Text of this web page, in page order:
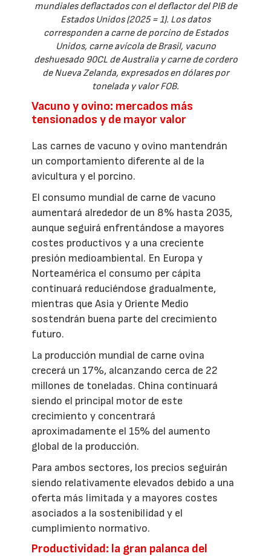
mundiales deflactados con el deflactor del PIB de
Estados Unidos (2025 = 1). Los datos
corresponden a carne de porcino de Estados
Unidos, carne avícola de Brasil, vacuno
deshuesado 90CL de Australia y carne de cordero
de Nueva Zelanda, expresados en dólares por
tonelada y valor FOB.
Vacuno y ovino: mercados más
tensionados y de mayor valor
Las carnes de vacuno y ovino mantendrán
un comportamiento diferente al de la
avicultura y el porcino.
El consumo mundial de carne de vacuno
aumentará alrededor de un 8% hasta 2035,
aunque seguirá enfrentándose a mayores
costes productivos y a una creciente
presión medioambiental. En Europa y
Norteamérica el consumo per cápita
continuará reduciéndose gradualmente,
mientras que Asia y Oriente Medio
sostendrán buena parte del crecimiento
futuro.
La producción mundial de carne ovina
crecerá un 17%, alcanzando cerca de 22
millones de toneladas. China continuará
siendo el principal motor de este
crecimiento y concentrará
aproximadamente el 15% del aumento
global de la producción.
Para ambos sectores, los precios seguirán
siendo relativamente elevados debido a una
oferta más limitada y a mayores costes
asociados a la sostenibilidad y el
cumplimiento normativo.
Productividad: la gran palanca del